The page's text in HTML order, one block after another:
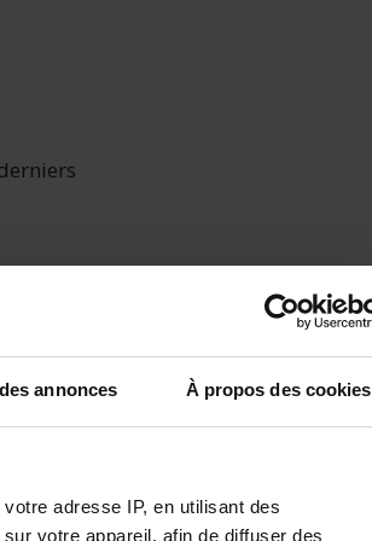
annonces À propos des cookies
adresse IP, en utilisant des
votre appareil, afin de diffuser des